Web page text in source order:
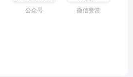
公众号 微信赞赏